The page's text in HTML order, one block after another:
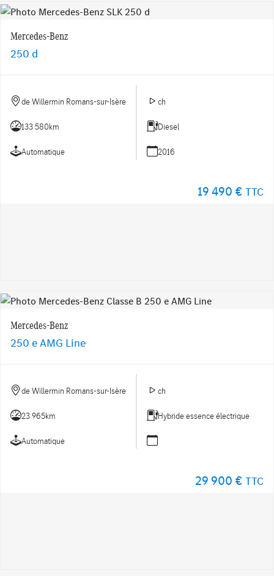
Mercedes-Benz
250 d
de Willermin Romans-sur-Isère ch
133 580km Diesel
Automatique 2016
19 490 € TTC
Mercedes-Benz
250 e AMG Line
de Willermin Romans-sur-Isère ch
23 965km Hybride essence électrique
Automatique
29 900 € TTC